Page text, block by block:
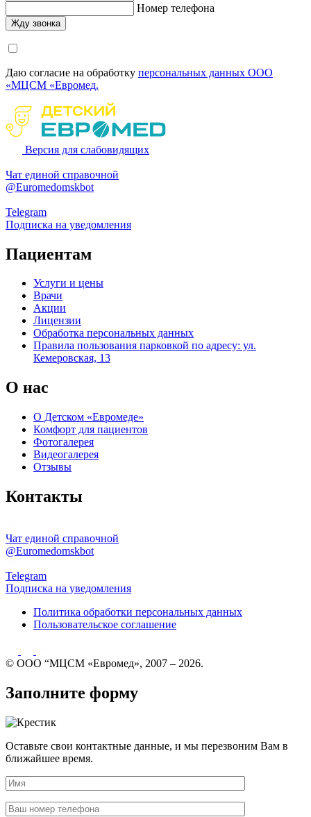
Номер телефона
Даю согласие на обработку персональных данных ООО
«МЦСМ «Евромед.
Версия для слабовидящих
Чат единой справочной
@Euromedomskbot
Telegram
Подписка на уведомления
Пациентам
Услуги и цены
Врачи
Акции
Лицензии
Обработка персональных данных
Правила пользования парковкой по адресу: ул.
Кемеровская, 13
О нас
О Детском «Евромеде»
Комфорт для пациентов
Фотогалерея
Видеогалерея
Отзывы
Контакты
Чат единой справочной
@Euromedomskbot
Telegram
Подписка на уведомления
Политика обработки персональных данных
Пользовательское соглашение
© ООО “МЦСМ «Евромед», 2007 – 2026.
Заполните форму
Оставьте свои контактные данные, и мы перезвоним Вам в
ближайшее время.